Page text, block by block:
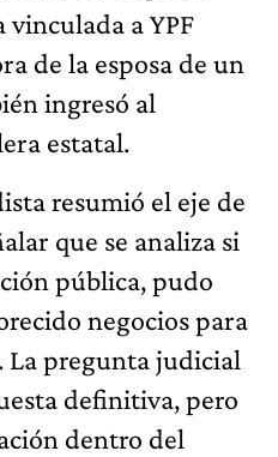
a YPF
de la esposa de un
ingresó al
estatal.
resumió el eje de
que se analiza si
pública, pudo
negocios para
La pregunta judicial
definitiva, pero
dentro del